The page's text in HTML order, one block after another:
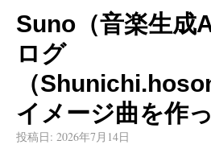
Suno（音楽生成
ログ
（
イメージ曲を作
投稿日: 2026年7月14日